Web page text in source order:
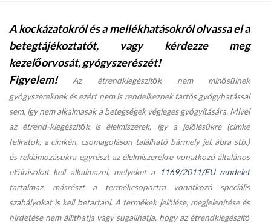
A kockázatokról és a mellékhatásokról olvassa el a
betegtájékoztatót, vagy kérdezze meg
kezelőorvosát, gyógyszerészét!
Figyelem!Az étrendkiegészítők nem minősülnek
gyógyszereknek és ezért nem is rendelkeznek tartós gyógyhatással
sem, így nem alkalmasak a betegségek végleges gyógyítására. Mivel
az étrend-kiegészítők is élelmiszerek, így a jelölésükre (címke
feliratok, a címkén, csomagoláson található bármely jel, ábra stb.)
és reklámozásukra egyrészt az élelmiszerekre vonatkozó általános
előírásokat kell alkalmazni, melyeket a
1169/2011/EU rendelet
tartalmaz, másrészt a termékcsoportra vonatkozó speciális
szabályokat is kell betartani. A termékek jelölése, megjelenítése és
hirdetése nem állíthatja vagy sugallhatja, hogy az étrendkiegészítő